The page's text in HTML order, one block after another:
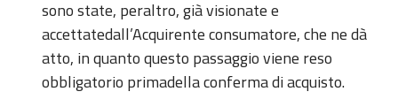
sono state, peraltro, già visionate e
accettatedall’Acquirente consumatore, che ne dà
atto, in quanto questo passaggio viene reso
obbligatorio primadella conferma di acquisto.